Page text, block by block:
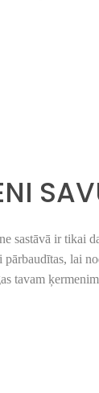
sastāvā ir tikai
pārbaudītas, lai
tavam